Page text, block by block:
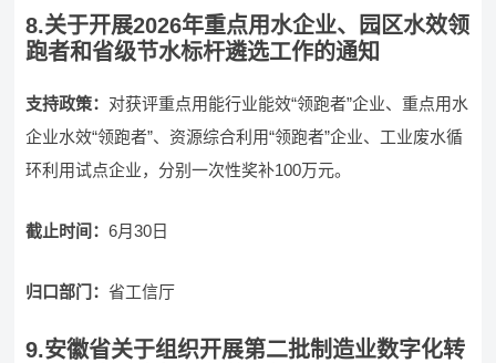
8.关于开展2026年重点用水企业、园区水效领
跑者和省级节水标杆遴选工作的通知
支持政策： 对获评重点用能行业能效“领跑者”企业、重点用水
企业水效“领跑者”、资源综合利用“领跑者”企业、工业废水循
环利用试点企业，分别一次性奖补100万元。
截止时间：6月30日
归口部门：省工信厅
9.安徽省关于组织开展第二批制造业数字化转